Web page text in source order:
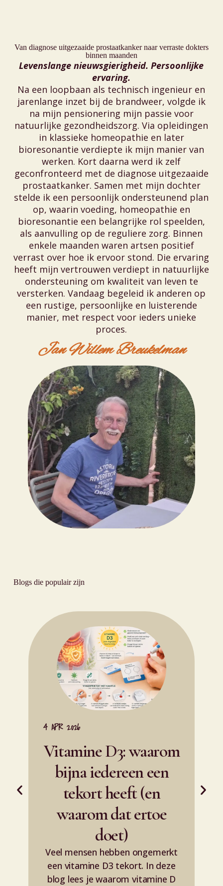
Van diagnose uitgezaaide prostaatkanker naar verraste dokters
binnen maanden
Levenslange nieuwsgierigheid. Persoonlijke
ervaring.
Na een loopbaan als technisch ingenieur en
jarenlange inzet bij de brandweer, volgde ik
na mijn pensionering mijn passie voor
natuurlijke gezondheidszorg. Via opleidingen
in klassieke homeopathie en later
bioresonantie verdiepte ik mijn manier van
werken. Kort daarna werd ik zelf
geconfronteerd met de diagnose uitgezaaide
prostaatkanker. Samen met mijn dochter
stelde ik een persoonlijk ondersteunend plan
op, waarin voeding, homeopathie en
bioresonantie een belangrijke rol speelden,
als aanvulling op de reguliere zorg. Binnen
enkele maanden waren artsen positief
verrast over hoe ik ervoor stond. Die ervaring
heeft mijn vertrouwen verdiept in natuurlijke
ondersteuning om kwaliteit van leven te
versterken. Vandaag begeleid ik anderen op
een rustige, persoonlijke en luisterende
manier, met respect voor ieders unieke
proces.
Jan Willem Breukelman
Blogs die populair zijn
4 APR 2026
Vitamine D3: waarom
bijna iedereen een
tekort heeft (en
waarom dat ertoe
doet)
Veel mensen hebben ongemerkt
een vitamine D3 tekort. In deze
blog lees je waarom vitamine D